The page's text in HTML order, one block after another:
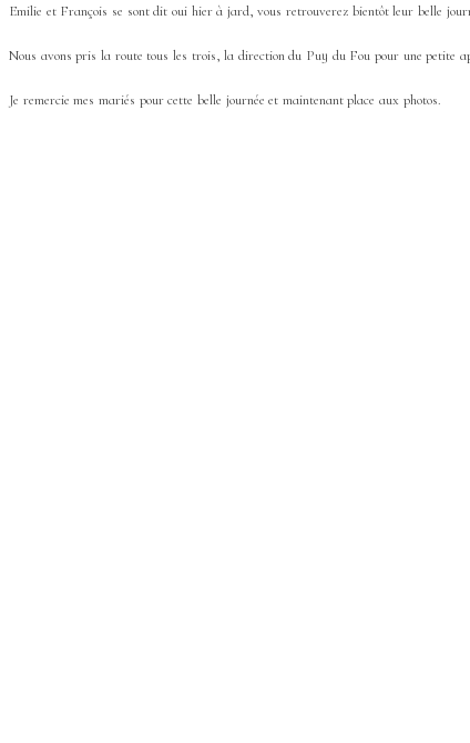
Emilie et François se sont dit oui hier à jard, vous retrouverez bientôt leur belle
Nous avons pris la route tous les trois, la direction du Puy du Fou pour une petite
Je remercie mes mariés pour cette belle journée et maintenant place aux photos.